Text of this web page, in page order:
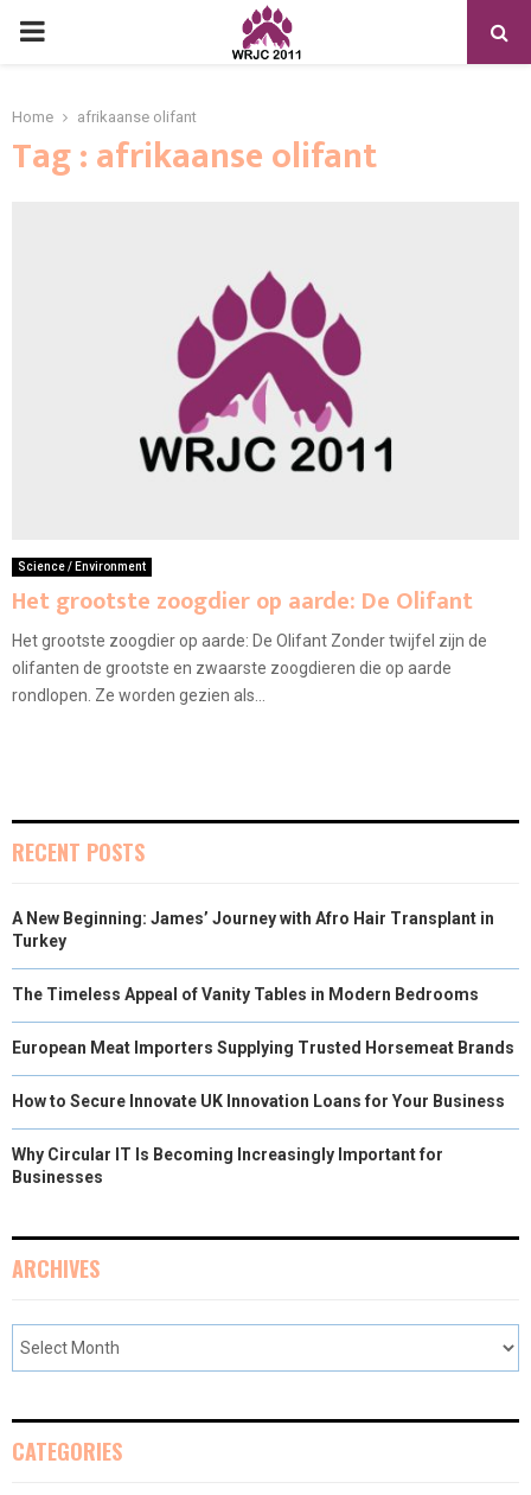
PRIMARY
Home afrikaanse olifant
Tag : afrikaanse olifant
Science / Environment
Het grootste zoogdier op aarde: De Olifant
Het grootste zoogdier op aarde: De Olifant Zonder twijfel zijn de
olifanten de grootste en zwaarste zoogdieren die op aarde
rondlopen. Ze worden gezien als...
RECENT POSTS
A New Beginning: James’ Journey with Afro Hair Transplant in
Turkey
The Timeless Appeal of Vanity Tables in Modern Bedrooms
European Meat Importers Supplying Trusted Horsemeat Brands
How to Secure Innovate UK Innovation Loans for Your Business
Why Circular IT Is Becoming Increasingly Important for
Businesses
ARCHIVES
CATEGORIES